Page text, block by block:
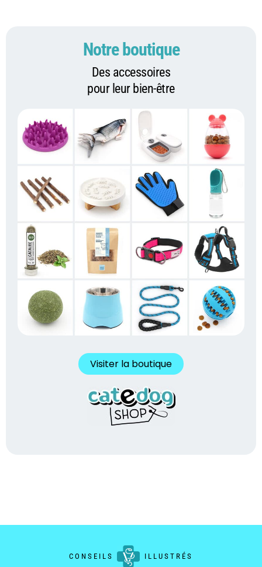
Notre boutique
Des accessoires
pour leur bien-être
Visiter la boutique
CONSEILS ILLUSTRÉS